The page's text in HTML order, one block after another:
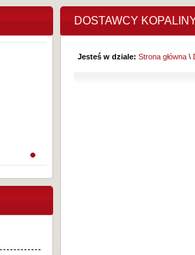
DOSTAWCY
Jesteś w dziale: Strona główna \